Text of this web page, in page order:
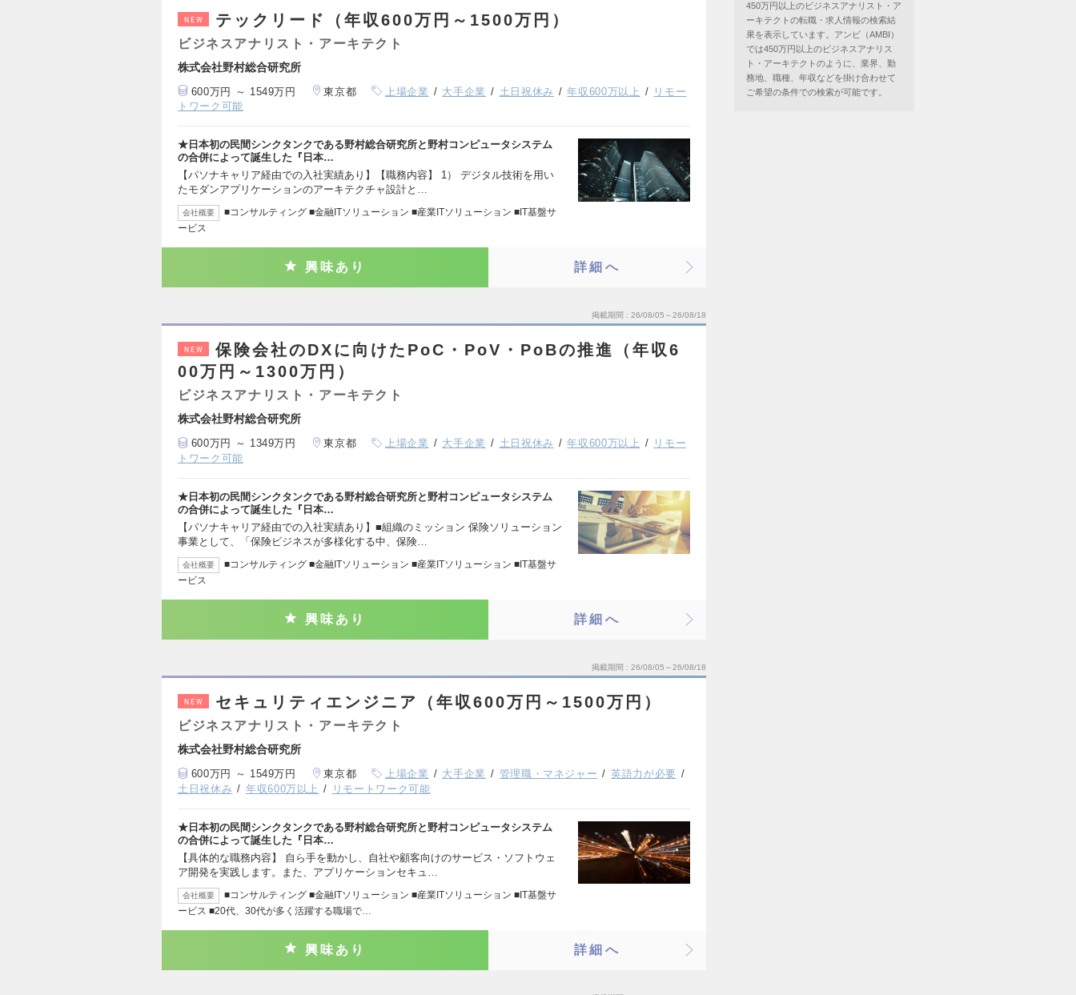
NEW テックリード（年収600万円～1500万円）
ビジネスアナリスト・アーキテクト
株式会社野村総合研究所
600万円 ～ 1549万円 東京都 上場企業 大手企業 土日祝休み 年収600万以上
リモー
トワーク可能
★日本初の民間シンクタンクである野村総合研究所と野村コンピュータシステム
の合併によって誕生した『日本…
【パソナキャリア経由での入社実績あり】【職務内容】 1） デジタル技術を用い
たモダンアプリケーションのアーキテクチャ設計と…
会社概要
■コンサルティング ■金融ITソリューション ■産業ITソリューション ■IT基盤サ
ービス
興味あり 詳細へ
掲載期間 26/08/05～26/08/18
NEW
保険会社のDXに向けたPoC・PoV・PoBの推進（年収6
00万円～1300万円）
ビジネスアナリスト・アーキテクト
株式会社野村総合研究所
600万円 ～ 1349万円 東京都 上場企業 大手企業 土日祝休み 年収600万以上
リモー
トワーク可能
★日本初の民間シンクタンクである野村総合研究所と野村コンピュータシステム
の合併によって誕生した『日本…
【パソナキャリア経由での入社実績あり】■組織のミッション 保険ソリューション
事業として、「保険ビジネスが多様化する中、保険…
会社概要
■コンサルティング ■金融ITソリューション ■産業ITソリューション ■IT基盤サ
ービス
興味あり 詳細へ
掲載期間 26/08/05～26/08/18
NEW セキュリティエンジニア（年収600万円～1500万円）
ビジネスアナリスト・アーキテクト
株式会社野村総合研究所
600万円 ～ 1549万円 東京都 上場企業 大手企業 管理職・マネジャー
英語力が必要
土日祝休み
年収600万以上 リモートワーク可能
★日本初の民間シンクタンクである野村総合研究所と野村コンピュータシステム
の合併によって誕生した『日本…
【具体的な職務内容】 自ら手を動かし、自社や顧客向けのサービス・ソフトウェ
ア開発を実践します。また、アプリケーションセキュ…
会社概要
■コンサルティング ■金融ITソリューション ■産業ITソリューション ■IT基盤サ
ービス ■20代、30代が多く活躍する職場で…
興味あり 詳細へ
450万円以上のビジネスアナリスト・ア
ーキテクトの転職・求人情報の検索結
果を表示しています。アンビ（AMBI）
では450万円以上のビジネスアナリス
ト・アーキテクトのように、業界、勤
務地、職種、年収などを掛け合わせて
ご希望の条件での検索が可能です。